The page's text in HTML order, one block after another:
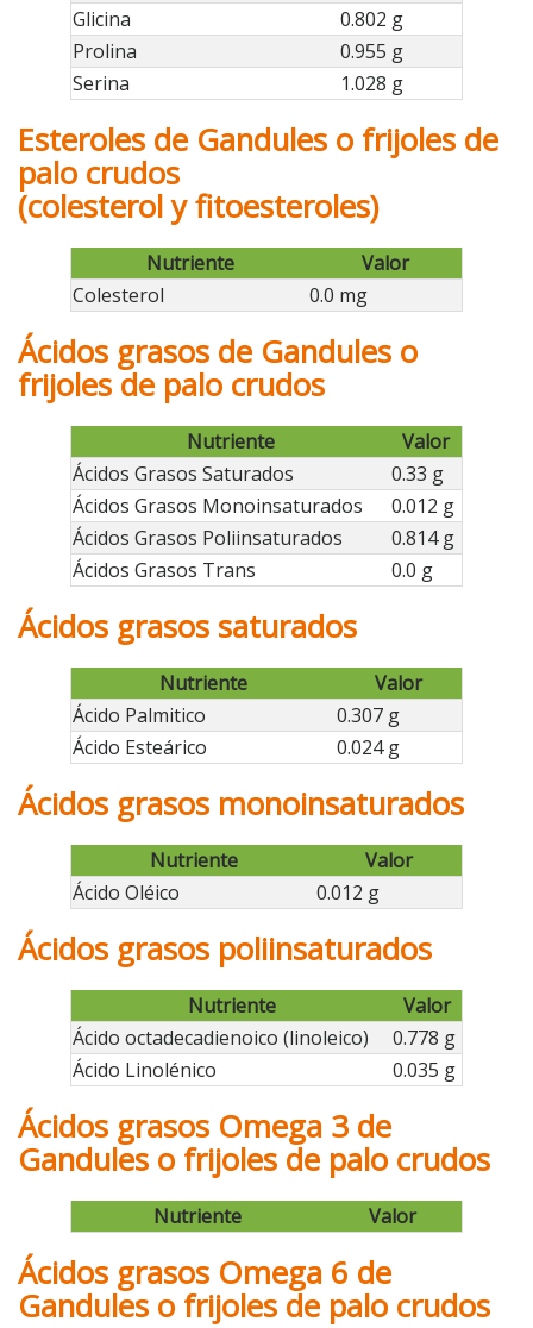
Glicina
0.802 g
Prolina
0.955 g
Serina
1.028 g
Esteroles de Gandules o frijoles de
palo crudos
(colesterol y fitoesteroles)
Nutriente
Valor
Colesterol
0.0 mg
Ácidos grasos de Gandules o
frijoles de palo crudos
Nutriente
Valor
Ácidos Grasos Saturados
0.33 g
Ácidos Grasos Monoinsaturados
0.012 g
Ácidos Grasos Poliinsaturados
0.814 g
Ácidos Grasos Trans
0.0 g
Ácidos grasos saturados
Nutriente
Valor
Ácido Palmitico
0.307 g
Ácido Esteárico
0.024 g
Ácidos grasos monoinsaturados
Nutriente
Valor
Ácido Oléico
0.012 g
Ácidos grasos poliinsaturados
Nutriente
Valor
Ácido octadecadienoico (linoleico)
0.778 g
Ácido Linolénico
0.035 g
Ácidos grasos Omega 3 de
Gandules o frijoles de palo crudos
Nutriente Valor
Ácidos grasos Omega 6 de
Gandules o frijoles de palo crudos